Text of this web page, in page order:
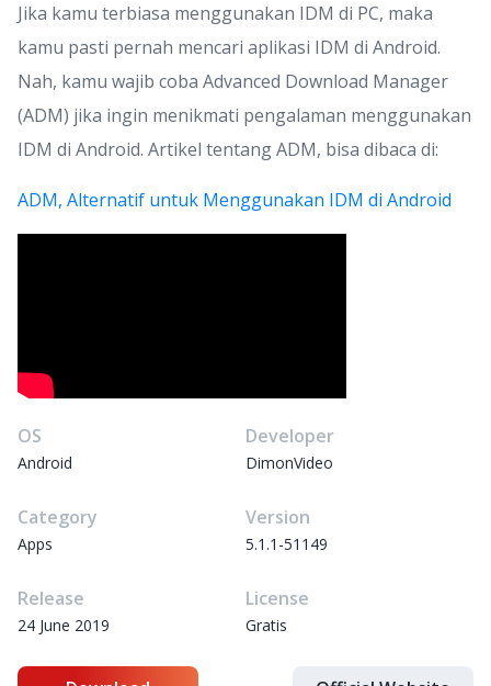
Jika kamu terbiasa menggunakan IDM di PC, maka
kamu pasti pernah mencari aplikasi IDM di Android.
Nah, kamu wajib coba Advanced Download Manager
(ADM) jika ingin menikmati pengalaman menggunakan
IDM di Android. Artikel tentang ADM, bisa dibaca di:
ADM, Alternatif untuk Menggunakan IDM di Android
OS
Android
Developer
DimonVideo
Category
Apps
Version
5.1.1-51149
Release
24 June 2019
License
Gratis